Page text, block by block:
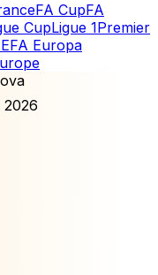
FA CupFA
CupLigue 1Premier
Europa